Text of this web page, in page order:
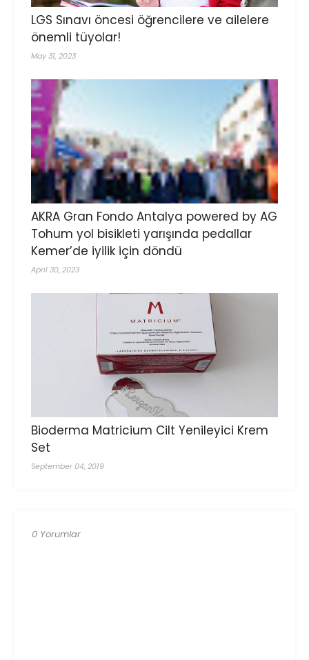
LGS Sınavı öncesi öğrencilere ve ailelere
önemli tüyolar!
May 31, 2023
AKRA Gran Fondo Antalya powered by AG
Tohum yol bisikleti yarışında pedallar
Kemer’de iyilik için döndü
April 30, 2023
Bioderma Matricium Cilt Yenileyici Krem
Set
September 04, 2019
0 Yorumlar